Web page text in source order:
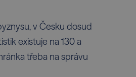
v Česku dosud
existuje na 130 a
třeba na správu